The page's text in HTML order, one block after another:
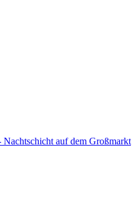
Nachtschicht auf dem Großmarkt